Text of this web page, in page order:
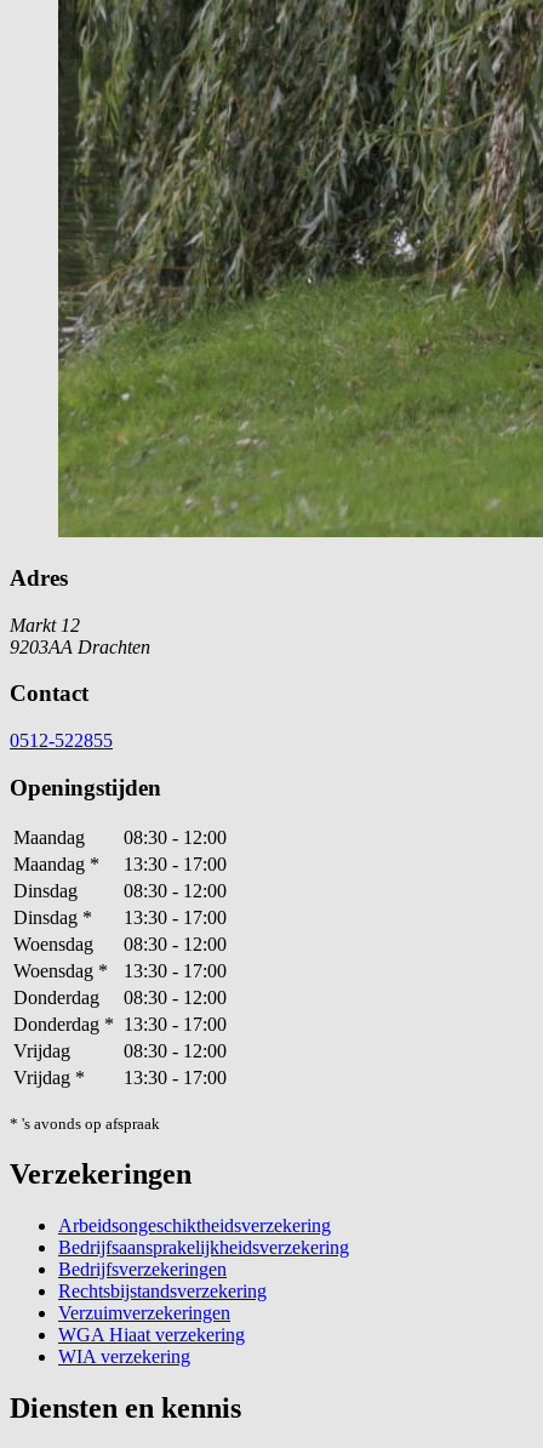
Adres
Markt 12
9203AA Drachten
Contact
0512-522855
Openingstijden
Maandag
08:30 - 12:00
Maandag *
13:30 - 17:00
Dinsdag
08:30 - 12:00
Dinsdag *
13:30 - 17:00
Woensdag
08:30 - 12:00
Woensdag *
13:30 - 17:00
Donderdag
08:30 - 12:00
Donderdag * 13:30 - 17:00
Vrijdag
08:30 - 12:00
Vrijdag * 13:30 - 17:00
* 's avonds op afspraak
Verzekeringen
Arbeidsongeschiktheidsverzekering
Bedrijfsaansprakelijkheidsverzekering
Bedrijfsverzekeringen
Rechtsbijstandsverzekering
Verzuimverzekeringen
WGA Hiaat verzekering
WIA verzekering
Diensten en kennis